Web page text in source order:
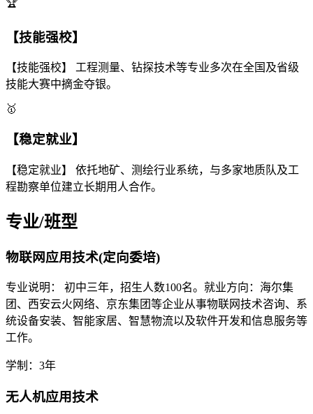
【技能强校】
【技能强校】 工程测量、钻探技术等专业多次在全国及省级
技能大赛中摘金夺银。
🥇
【稳定就业】
【稳定就业】 依托地矿、测绘行业系统，与多家地质队及工
程勘察单位建立长期用人合作。
专业/班型
物联网应用技术(定向委培)
专业说明： 初中三年，招生人数100名。就业方向：海尔集
团、西安云火网络、京东集团等企业从事物联网技术咨询、系
统设备安装、智能家居、智慧物流以及软件开发和信息服务等
工作。
学制：3年
无人机应用技术